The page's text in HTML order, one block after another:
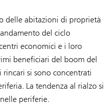
delle abitazioni di proprietà
del ciclo
economici e i loro
beneficiari del boom del
rincari si sono concentrati
La tendenza al rialzo si
periferie.